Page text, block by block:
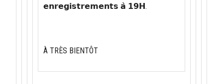
𝗲𝗻𝗿𝗲𝗴𝗶𝘀𝘁𝗿𝗲𝗺𝗲𝗻𝘁𝘀 𝗮̀ 𝟭𝟵𝗛.
À TRÈS BIENTÔT